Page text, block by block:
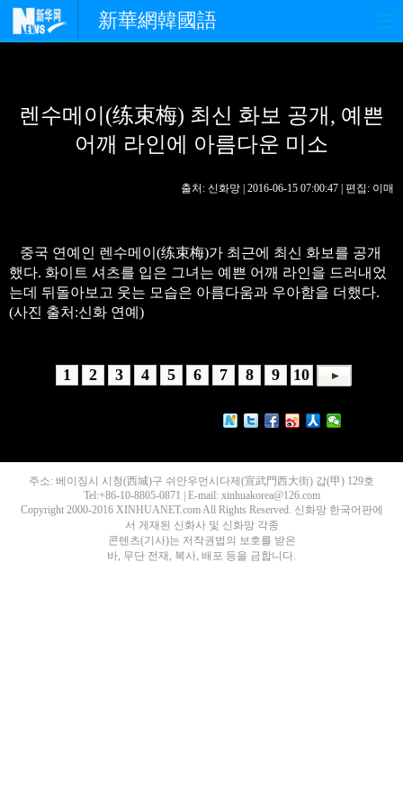
新華網韓國語
경제 사회 포토
중한교류 핫 TV
생생 중국어
렌수메이(练束梅) 최신 화보 공개, 예쁜
어깨 라인에 아름다운 미소
출처: 신화망 | 2016-06-15 07:00:47 | 편집: 이매
중국 연예인 렌수메이(练束梅)가 최근에 최신 화보를 공개
했다. 화이트 셔츠를 입은 그녀는 예쁜 어깨 라인을 드러내었
는데 뒤돌아보고 웃는 모습은 아름다움과 우아함을 더했다.
(사진 출처:신화 연예)
1 2 3 4 5 6 7 8 9 10
주소: 베이징시 시청(西城)구 쉬안우먼시다제(宣武門西大街) 갑(甲) 129호
Tel:+86-10-8805-0871 | E-mail: xinhuakorea@126.com
Copyright 2000-2016 XINHUANET.com All Rights Reserved. 신화망 한국어판에
서 게재된 신화사 및 신화망 각종
콘텐츠(기사)는 저작권법의 보호를 받은
바, 무단 전재, 복사, 배포 등을 금합니다.